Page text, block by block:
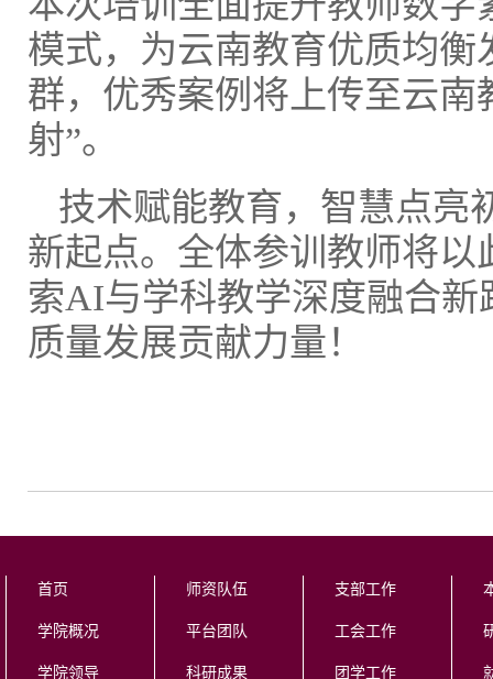
模式，为云南教育优质均
群，优秀案例将上传至云
射”。
技术赋能教育，智慧点亮
新起点。全体参训教师将
索AI与学科教学深度融合
质量发展贡献力量！
首页
学院概况
学院领导
师资队伍
平台团队
科研成果
支部工作
工会工作
团学工作